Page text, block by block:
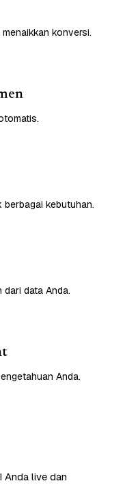
konversi.
kebutuhan.
dari data Anda.
Anda.
Anda live dan